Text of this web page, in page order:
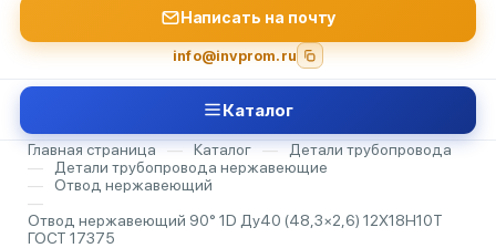
Написать на почту
info@invprom.ru
Каталог
Главная страница — Каталог —
Детали трубопровода
—
Детали трубопровода нержавеющие
—
Отвод нержавеющий
—
Отвод нержавеющий 90° 1D Ду40 (48,3×2,6) 12Х18Н10Т
ГОСТ 17375